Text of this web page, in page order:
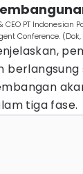
CEO PT Indonesian
Conference.
berlangsung
tiga fase.